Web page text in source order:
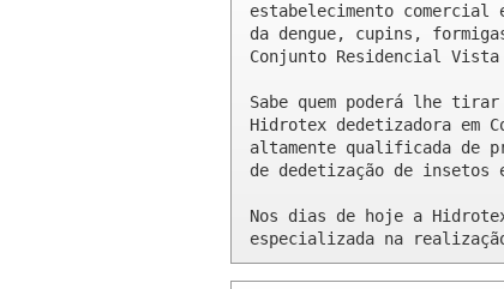
estabelecimento
da dengue, cupins,
Conjunto Residencial Vista
Sabe quem poderá lhe
Hidrotex dedetizadora em
altamente qualificada de
de dedetização de insetos
Nos dias de hoje a
especializada na